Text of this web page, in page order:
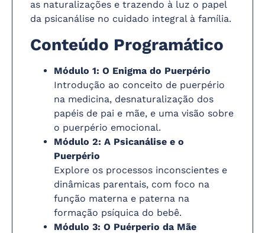
as naturalizações e trazendo à luz o papel
da psicanálise no cuidado integral à família.
Conteúdo Programático
Módulo 1: O Enigma do Puerpério
Introdução ao conceito de puerpério
na medicina, desnaturalização dos
papéis de pai e mãe, e uma visão sobre
o puerpério emocional.
Módulo 2: A Psicanálise e o
Puerpério
Explore os processos inconscientes e
dinâmicas parentais, com foco na
função materna e paterna na
formação psíquica do bebê.
Módulo 3: O Puérperio da Mãe